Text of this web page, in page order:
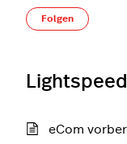
Folgen
eCom